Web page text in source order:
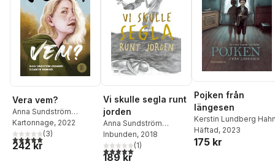
Vera vem?
Anna Sundström
Lindmark
Kartonnage, 2022
5,0utav 5 stjärnor. Totalt antal röster:
(3)
242 kr
Vi skulle segla runt
jorden
Anna Sundström
Lindmark
Inbunden, 2018
5,0utav 5 stjärnor. Totalt antal röster:
(1)
189 kr
Pojken från
längesen
Kerstin Lundberg
Häftad, 2023
175 kr